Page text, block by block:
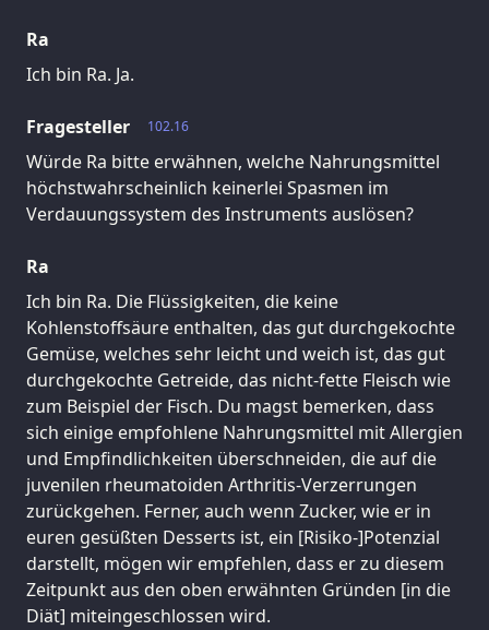
Ra
Ich bin Ra. Ja.
102.16
Fragesteller
Würde Ra bitte erwähnen, welche Nahrungsmittel
höchstwahrscheinlich keinerlei Spasmen im
Verdauungssystem des Instruments auslösen?
Ra
Ich bin Ra. Die Flüssigkeiten, die keine
Kohlenstoffsäure enthalten, das gut durchgekochte
Gemüse, welches sehr leicht und weich ist, das gut
durchgekochte Getreide, das nicht-fette Fleisch wie
zum Beispiel der Fisch. Du magst bemerken, dass
sich einige empfohlene Nahrungsmittel mit Allergien
und Empfindlichkeiten überschneiden, die auf die
juvenilen rheumatoiden Arthritis-Verzerrungen
zurückgehen. Ferner, auch wenn Zucker, wie er in
euren gesüßten Desserts ist, ein [Risiko-]Potenzial
darstellt, mögen wir empfehlen, dass er zu diesem
Zeitpunkt aus den oben erwähnten Gründen [in die
Diät] miteingeschlossen wird.